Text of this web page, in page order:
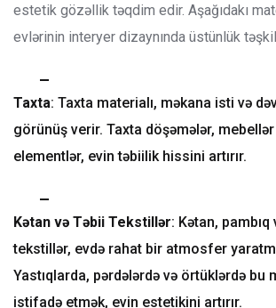
estetik gözəllik təqdim edir. Aşağıdakı
evlərinin interyer dizaynında üstünlük
Taxta: Taxta materialı, məkana isti və
görünüş verir. Taxta döşəmələr,
elementlər, evin təbiilik hissini artırır.
Kətan və Təbii Tekstillər: Kətan,
tekstillər, evdə rahat bir atmosfer
Yastıqlarda, pərdələrdə və örtüklərdə bu
istifadə etmək, evin estetikini artırır.